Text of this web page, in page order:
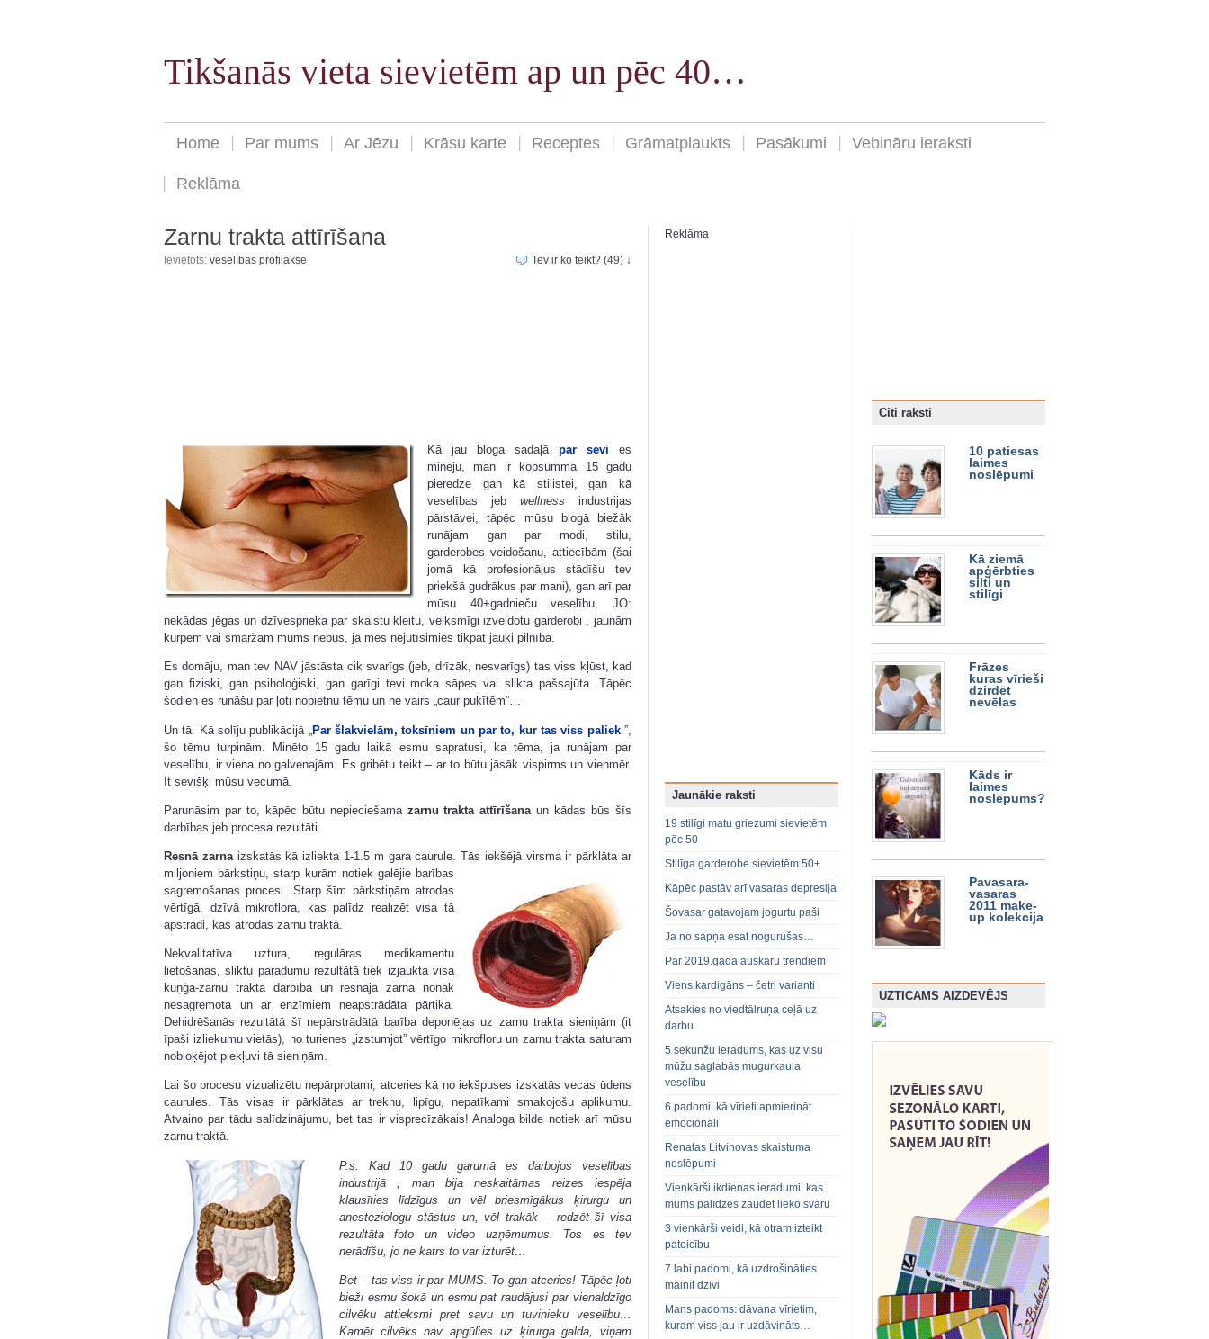
Tikšanās vieta sievietēm ap un pēc 40…
Home Par mums Ar Jēzu Krāsu karte Receptes Grāmatplaukts Pasākumi Vebināru ieraksti
Reklāma
Zarnu trakta attīrīšana
Ievietots: veselības profilakse Tev ir ko teikt? (49) ↓
Kā jau bloga sadaļā par sevi es
minēju, man ir kopsummā 15 gadu
pieredze gan kā stilistei, gan kā
veselības jeb wellness industrijas
pārstāvei, tāpēc mūsu blogā biežāk
runājam gan par modi, stilu,
garderobes veidošanu, attiecībām (šai
jomā kā profesionāļus stādīšu tev
priekšā gudrākus par mani), gan arī par
mūsu 40+gadnieču veselību, JO:
nekādas jēgas un dzīvesprieka par skaistu kleitu, veiksmīgi izveidotu garderobi , jaunām
kurpēm vai smaržām mums nebūs, ja mēs nejutīsimies tikpat jauki pilnībā.
Es domāju, man tev NAV jāstāsta cik svarīgs (jeb, drīzāk, nesvarīgs) tas viss kļūst, kad
gan fiziski, gan psiholoģiski, gan garīgi tevi moka sāpes vai slikta pašsajūta. Tāpēc
šodien es runāšu par ļoti nopietnu tēmu un ne vairs „caur puķītēm”…
Un tā. Kā solīju publikācijā „ Par šlakvielām, toksīniem un par to, kur tas viss paliek ”,
šo tēmu turpinām. Minēto 15 gadu laikā esmu sapratusi, ka tēma, ja runājam par
veselību, ir viena no galvenajām. Es gribētu teikt – ar to būtu jāsāk vispirms un vienmēr.
It sevišķi mūsu vecumā.
Parunāsim par to, kāpēc būtu nepieciešama zarnu trakta attīrīšana un kādas būs šīs
darbības jeb procesa rezultāti.
Resnā zarnaizskatās kā izliekta 1-1.5 m gara caurule. Tās iekšējā virsma ir pārklāta ar
miljoniem bārkstiņu, starp kurām notiek galējie barības
sagremošanas procesi. Starp šīm bārkstiņām atrodas
vērtīgā, dzīvā mikroflora, kas palīdz realizēt visa tā
apstrādi, kas atrodas zarnu traktā.
Nekvalitatīva uztura, regulāras medikamentu
lietošanas, sliktu paradumu rezultātā tiek izjaukta visa
kuņģa-zarnu trakta darbība un resnajā zarnā nonāk
nesagremota un ar enzīmiem neapstrādāta pārtika.
Dehidrēšanās rezultātā šī nepārstrādātā barība deponējas uz zarnu trakta sieniņām (it
īpaši izliekumu vietās), no turienes „izstumjot” vērtīgo mikrofloru un zarnu trakta saturam
nobloķējot piekļuvi tā sieniņām.
Lai šo procesu vizualizētu nepārprotami, atceries kā no iekšpuses izskatās vecas ūdens
caurules. Tās visas ir pārklātas ar treknu, lipīgu, nepatīkami smakojošu aplikumu.
Atvaino par tādu salīdzinājumu, bet tas ir visprecīzākais! Analoga bilde notiek arī mūsu
zarnu traktā.
P.s. Kad 10 gadu garumā es darbojos veselības
industrijā , man bija neskaitāmas reizes iespēja
klausīties līdzīgus un vēl briesmīgākus ķirurgu un
anesteziologu stāstus un, vēl trakāk – redzēt šī visa
rezultāta foto un video uzņēmumus. Tos es tev
nerādīšu, jo ne katrs to var izturēt…
Bet – tas viss ir par MUMS. To gan atceries! Tāpēc ļoti
bieži esmu šokā un esmu pat raudājusi par vienaldzīgo
cilvēku attieksmi pret savu un tuvinieku veselību…
Kamēr cilvēks nav apgūlies uz ķirurga galda, viņam
Reklāma
Jaunākie raksti
19 stilīgi matu griezumi sievietēm
pēc 50
Stilīga garderobe sievietēm 50+
Kāpēc pastāv arī vasaras depresija
Šovasar gatavojam jogurtu paši
Ja no sapņa esat nogurušas…
Par 2019.gada auskaru trendiem
Viens kardigāns – četri varianti
Atsakies no viedtālruņa ceļā uz
darbu
5 sekunžu ieradums, kas uz visu
mūžu saglabās mugurkaula
veselību
6 padomi, kā vīrieti apmierināt
emocionāli
Renatas Ļitvinovas skaistuma
noslēpumi
Vienkārši ikdienas ieradumi, kas
mums palīdzēs zaudēt lieko svaru
3 vienkārši veidi, kā otram izteikt
pateicību
7 labi padomi, kā uzdrošināties
mainīt dzīvi
Mans padoms: dāvana vīrietim,
kuram viss jau ir uzdāvināts…
Citi raksti
10 patiesas
laimes
noslēpumi
Kā ziemā
apģērbties
silti un
stilīgi
Frāzes
kuras vīrieši
dzirdēt
nevēlas
Kāds ir
laimes
noslēpums?
Pavasara-
vasaras
2011 make-
up kolekcija
UZTICAMS AIZDEVĒJS